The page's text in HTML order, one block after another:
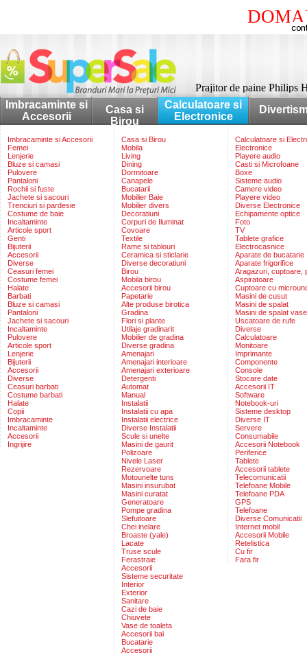
Prajitor de paine Philips
Imbracaminte si
Accesorii
Casa si
Birou
Calculatoare si
Electronice
Imbracaminte si Accesorii
Femei
Lenjerie
Bluze si camasi
Pulovere
Pantaloni
Rochii si fuste
Jachete si sacouri
Trenciuri si pardesie
Costume de baie
Incaltaminte
Articole sport
Genti
Bijuterii
Accesorii
Diverse
Ceasuri femei
Costume femei
Halate
Barbati
Bluze si camasi
Pantaloni
Jachete si sacouri
Incaltaminte
Pulovere
Articole sport
Lenjerie
Bijuterii
Accesorii
Diverse
Ceasuri barbati
Costume barbati
Halate
Copii
Imbracaminte
Incaltaminte
Accesorii
Ingrijire
Casa si Birou
Mobila
Living
Dining
Dormitoare
Canapele
Bucatarii
Mobilier Baie
Mobilier divers
Decoratiuni
Corpuri de Iluminat
Covoare
Textile
Rame si tablouri
Ceramica si sticlarie
Diverse decoratiuni
Birou
Mobila birou
Accesorii birou
Papetarie
Alte produse birotica
Gradina
Flori si plante
Utilaje gradinarit
Mobilier de gradina
Diverse gradina
Amenajari
Amenajari interioare
Amenajari exterioare
Detergenti
Automat
Manual
Instalatii
Instalatii cu apa
Instalatii electrice
Diverse Instalatii
Scule si unelte
Masini de gaurit
Polizoare
Nivele Laser
Rezervoare
Motounelte tuns
Masini insurubat
Masini curatat
Generatoare
Pompe gradina
Slefuitoare
Chei inelare
Broaste (yale)
Lacate
Truse scule
Ferastraie
Accesorii
Sisteme securitate
Interior
Exterior
Sanitare
Cazi de baie
Chiuvete
Vase de toaleta
Accesorii bai
Bucatarie
Accesorii
Calculatoare si
Electronice
Playere audio
Casti si Microfoane
Boxe
Sisteme audio
Camere video
Playere video
Diverse Electronice
Echipamente optice
Foto
TV
Tablete grafice
Electrocasnice
Aparate de bucatarie
Aparate frigorifice
Aragazuri, cuptoare,
Aspiratoare
Cuptoare cu
Masini de cusut
Masini de spalat
Masini de spalat vase
Uscatoare de rufe
Diverse
Calculatoare
Monitoare
Imprimante
Componente
Console
Stocare date
Accesorii IT
Software
Notebook-uri
Sisteme desktop
Diverse IT
Servere
Consumabile
Accesorii Notebook
Periferice
Tablete
Accesorii tablete
Telecomunicatii
Telefoane Mobile
Telefoane PDA
GPS
Telefoane
Diverse Comunicatii
Internet mobil
Accesorii Mobile
Retelistica
Cu fir
Fara fir